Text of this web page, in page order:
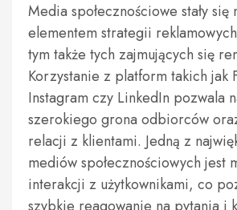
Media społecznościowe stały się
elementem strategii
tym także tych zajmujących się
Korzystanie z platform takich jak
Instagram czy LinkedIn pozwala
szerokiego grona odbiorców
relacji z klientami. Jedną z
mediów społecznościowych jest
interakcji z użytkownikami, co